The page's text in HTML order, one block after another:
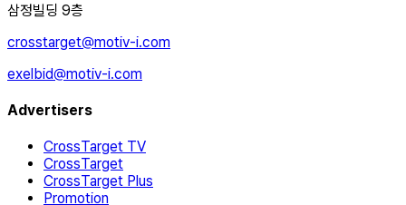
삼정빌딩 9층
crosstarget@motiv-i.com
exelbid@motiv-i.com
Advertisers
CrossTarget TV
CrossTarget
CrossTarget Plus
Promotion